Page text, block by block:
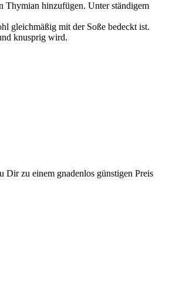
Thymian hinzufügen. Unter ständigem
gleichmäßig mit der Soße bedeckt ist.
knusprig wird.
Dir zu einem gnadenlos günstigen Preis